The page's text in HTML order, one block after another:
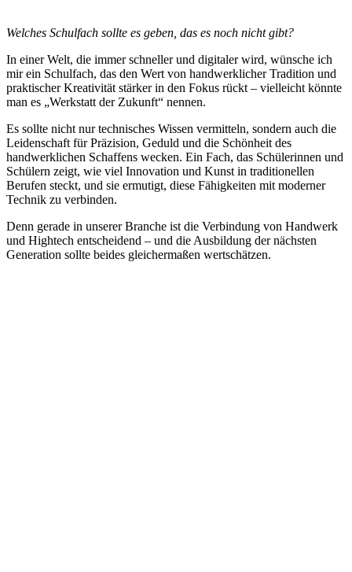
Welches Schulfach sollte es geben, das es noch nicht gibt?
In einer Welt, die immer schneller und digitaler wird, wünsche ich
mir ein Schulfach, das den Wert von handwerklicher Tradition und
praktischer Kreativität stärker in den Fokus rückt – vielleicht könnte
man es „Werkstatt der Zukunft“ nennen.
Es sollte nicht nur technisches Wissen vermitteln, sondern auch die
Leidenschaft für Präzision, Geduld und die Schönheit des
handwerklichen Schaffens wecken. Ein Fach, das Schülerinnen und
Schülern zeigt, wie viel Innovation und Kunst in traditionellen
Berufen steckt, und sie ermutigt, diese Fähigkeiten mit moderner
Technik zu verbinden.
Denn gerade in unserer Branche ist die Verbindung von Handwerk
und Hightech entscheidend – und die Ausbildung der nächsten
Generation sollte beides gleichermaßen wertschätzen.